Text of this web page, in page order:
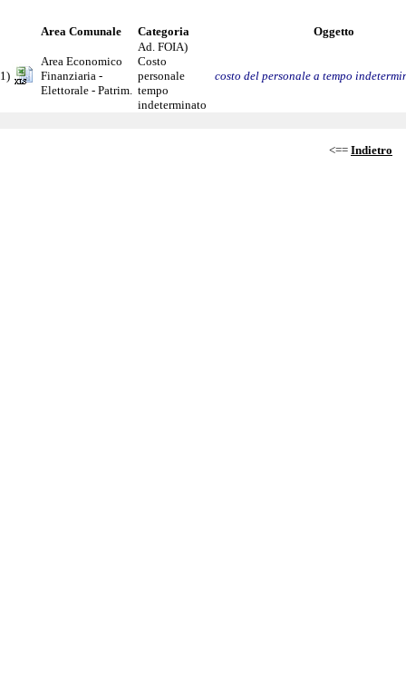
Area Comunale Categoria Oggetto
1)
Area Economico
Finanziaria -
Elettorale - Patrim.
Ad. FOIA)
Costo
personale
tempo
indeterminato
costo del personale a tempo
<== Indietro